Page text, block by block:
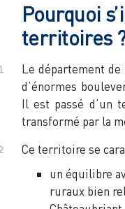
Pourquoi
territoires
Le département
d’énormes
Il est passé d’un
transformé par la
Ce territoire se
un équilibre
ruraux bien